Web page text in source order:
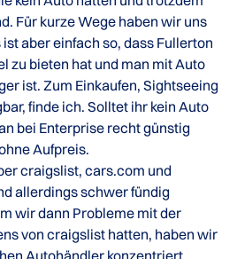
Für kurze Wege haben wir uns
aber einfach so, dass Fullerton
zu bieten hat und man mit Auto
ist. Zum Einkaufen, Sightseeing
finde ich. Solltet ihr kein Auto
bei Enterprise recht günstig
Aufpreis.
craigslist, cars.com und
allerdings schwer fündig
wir dann Probleme mit der
von craigslist hatten, haben wir
Autohändler konzentriert.